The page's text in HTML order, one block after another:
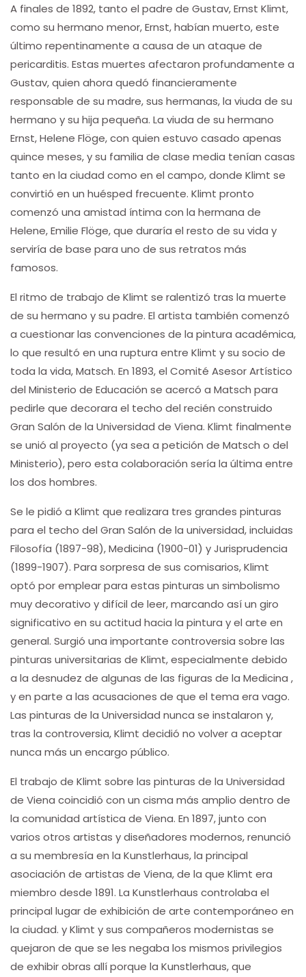
A finales de 1892, tanto el padre de Gustav, Ernst Klimt,
como su hermano menor, Ernst, habían muerto, este
último repentinamente a causa de un ataque de
pericarditis. Estas muertes afectaron profundamente a
Gustav, quien ahora quedó financieramente
responsable de su madre, sus hermanas, la viuda de su
hermano y su hija pequeña. La viuda de su hermano
Ernst, Helene Flöge, con quien estuvo casado apenas
quince meses, y su familia de clase media tenían casas
tanto en la ciudad como en el campo, donde Klimt se
convirtió en un huésped frecuente. Klimt pronto
comenzó una amistad íntima con la hermana de
Helene, Emilie Flöge, que duraría el resto de su vida y
serviría de base para uno de sus retratos más
famosos.
El ritmo de trabajo de Klimt se ralentizó tras la muerte
de su hermano y su padre. El artista también comenzó
a cuestionar las convenciones de la pintura académica,
lo que resultó en una ruptura entre Klimt y su socio de
toda la vida, Matsch. En 1893, el Comité Asesor Artístico
del Ministerio de Educación se acercó a Matsch para
pedirle que decorara el techo del recién construido
Gran Salón de la Universidad de Viena. Klimt finalmente
se unió al proyecto (ya sea a petición de Matsch o del
Ministerio), pero esta colaboración sería la última entre
los dos hombres.
Se le pidió a Klimt que realizara tres grandes pinturas
para el techo del Gran Salón de la universidad, incluidas
Filosofía (1897-98), Medicina (1900-01) y Jurisprudencia
(1899-1907). Para sorpresa de sus comisarios, Klimt
optó por emplear para estas pinturas un simbolismo
muy decorativo y difícil de leer, marcando así un giro
significativo en su actitud hacia la pintura y el arte en
general. Surgió una importante controversia sobre las
pinturas universitarias de Klimt, especialmente debido
a la desnudez de algunas de las figuras de la Medicina ,
y en parte a las acusaciones de que el tema era vago.
Las pinturas de la Universidad nunca se instalaron y,
tras la controversia, Klimt decidió no volver a aceptar
nunca más un encargo público.
El trabajo de Klimt sobre las pinturas de la Universidad
de Viena coincidió con un cisma más amplio dentro de
la comunidad artística de Viena. En 1897, junto con
varios otros artistas y diseñadores modernos, renunció
a su membresía en la Kunstlerhaus, la principal
asociación de artistas de Viena, de la que Klimt era
miembro desde 1891. La Kunstlerhaus controlaba el
principal lugar de exhibición de arte contemporáneo en
la ciudad. y Klimt y sus compañeros modernistas se
quejaron de que se les negaba los mismos privilegios
de exhibir obras allí porque la Kunstlerhaus, que